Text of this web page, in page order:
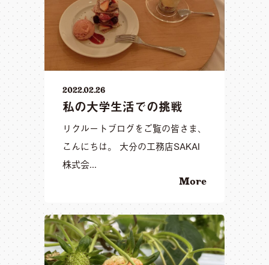
2022.02.26
私の大学生活での挑戦
リクルートブログをご覧の皆さま、
こんにちは。 大分の工務店SAKAI
株式会...
More